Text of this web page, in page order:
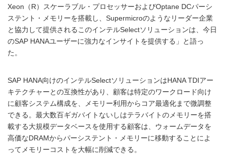
Xeon（R）スケーラブル・プロセッサーおよびOptane DCパーシ
ステント・メモリーを搭載し、Supermicroのようなリーダー企業
と協力して提供されるこのインテルSelectソリューションは、今日
のSAP HANAユーザーに強力なインサイトを提供する」と語っ
た。
SAP HANA向けのインテルSelectソリューションはHANA TDIアー
キテクチャーとの互換性があり、顧客は特定のワークロード向け
に顧客システム構成を、メモリー利用からコア最適化まで微調整
できる。最大数百ギガバイトないしはテラバイトのメモリーを搭
載する大規模データベースを使用する顧客は、ウォームデータを
高価なDRAMからパーシステント・メモリーに移動することによ
ってメモリーコストを大幅に削減できる。